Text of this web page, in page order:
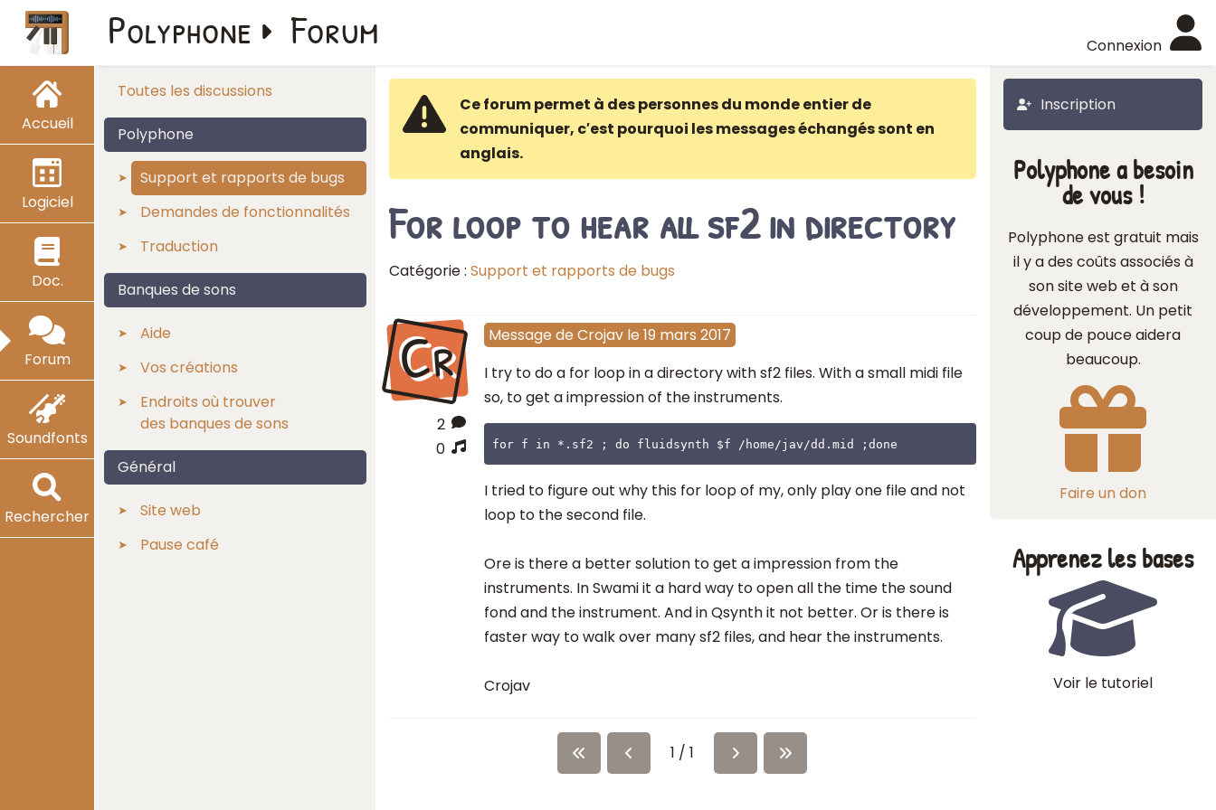
Accueil
Logiciel
Doc.
Forum
Soundfonts
Rechercher
Connexion
Polyphone Forum
Toutes les discussions
Polyphone
Support et rapports de bugs
Demandes de fonctionnalités
Traduction
Banques de sons
Aide
Vos créations
Endroits où trouver
des banques de sons
Général
Site web
Pause café
Inscription
Ce forum permet à des personnes du monde entier de
communiquer, c′est pourquoi les messages échangés sont en
anglais.
For loop to hear all sf2 in directory
Catégorie : Support et rapports de bugs
Cr
2
0
Message de Crojav le 19 mars 2017
I try to do a for loop in a directory with sf2 files. With a small midi file
so, to get a impression of the instruments.
for f in *.sf2 ; do fluidsynth $f /home/jav/dd.mid ;done
I tried to figure out why this for loop of my, only play one file and not
loop to the second file.
Ore is there a better solution to get a impression from the
instruments. In Swami it a hard way to open all the time the sound
fond and the instrument. And in Qsynth it not better. Or is there is
faster way to walk over many sf2 files, and hear the instruments.
Crojav
1 / 1
Polyphone a besoin
de vous !
Polyphone est gratuit mais
il y a des coûts associés à
son site web et à son
développement. Un petit
coup de pouce aidera
beaucoup.
Faire un don
Apprenez les bases
Voir le tutoriel